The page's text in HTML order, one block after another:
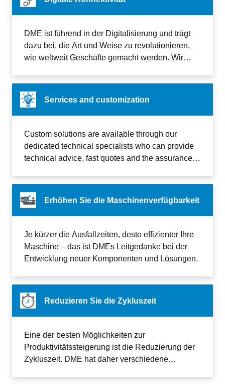
DME ist führend in der Digitalisierung und trägt
dazu bei, die Art und Weise zu revolutionieren,
wie weltweit Geschäfte gemacht werden. Wir
Daten zur Vereinfachung, Rationalisierung und
Automatisierung von Prozessen bei gleichzeitiger
Schaffung innovativer
Wertschöpfungsmöglichkeiten für Unternehmen.
Services and customization
Custom solutions are available through our
dedicated technical specialists who can provide
technical advice, fast quotes and the assurance of
Erhöhen Sie die Maschinenverfügbarkeit
Je kürzer die Ausfallzeiten, desto effizienter Ihre
Maschine – das ist DMEs Leitgedanke bei der
Entwicklung neuer Komponenten und Lösungen.
Reduzieren Sie die Zykluszeit
Eine der besten Möglichkeiten zur
Produktivitätssteigerung ist die Reduzierung der
Zykluszeit. DME hat daher verschiedene